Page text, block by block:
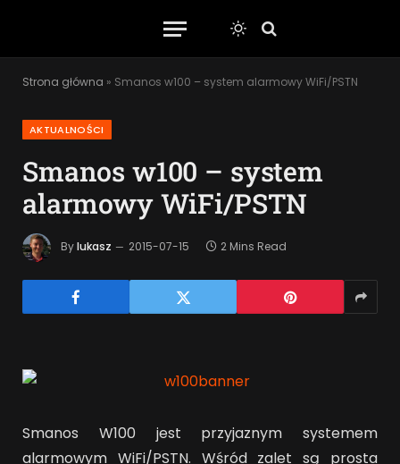
Strona główna » Smanos w100 – system alarmowy WiFi/PSTN
AKTUALNOŚCI
Smanos w100 – system
alarmowy WiFi/PSTN
Bylukasz 2015-07-15 2 Mins Read
Smanos W100 jest przyjaznym systemem
alarmowym WiFi/PSTN. Wśród zalet są prosta